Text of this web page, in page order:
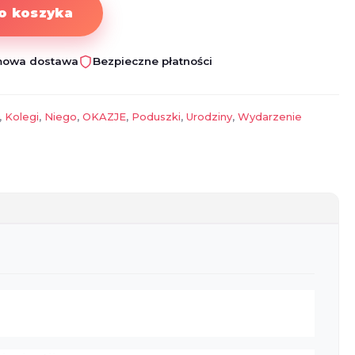
koszyka
dostawa Bezpieczne płatności
, Kolegi, Niego,OKAZJE, Poduszki,Urodziny,Wydarzenie